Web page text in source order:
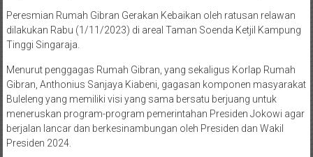
Peresmian Rumah Gibran Gerakan Kebaikan oleh ratusan relawan
dilakukan Rabu (1/11/2023) di areal Taman Soenda Ketjil Kampung
Tinggi Singaraja.
Menurut penggagas Rumah Gibran, yang sekaligus Korlap Rumah
Gibran, Anthonius Sanjaya Kiabeni, gagasan komponen masyarakat
Buleleng yang memiliki visi yang sama bersatu berjuang untuk
meneruskan program-program pemerintahan Presiden Jokowi agar
berjalan lancar dan berkesinambungan oleh Presiden dan Wakil
Presiden 2024.